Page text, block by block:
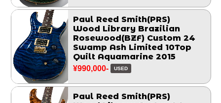
Paul Reed Smith(PRS)
Wood Library Brazilian
Rosewood(BZF) Custom 24
Swamp Ash Limited 10Top
Quilt Aquamarine 2015
¥990,000- USED
Paul Reed Smith(PRS)